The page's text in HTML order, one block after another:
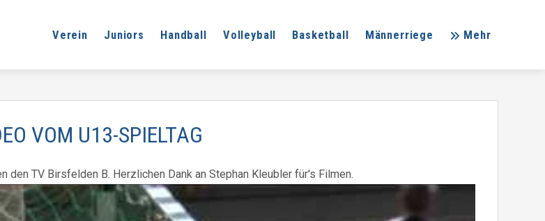
Verein Juniors Handball Volleyball Basketball Männerriege Mehr
VOM U13-SPIELTAG
TV Birsfelden B. Herzlichen Dank an Stephan Kleubler für's Filmen.